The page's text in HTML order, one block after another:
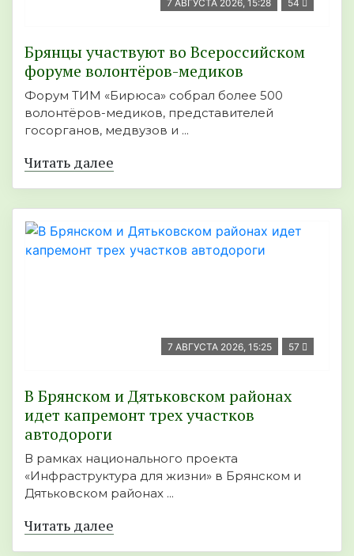
7 АВГУСТА 2026, 15:28 54
Брянцы участвуют во Всероссийском
форуме волонтёров-медиков
Форум ТИМ «Бирюса» собрал более 500
волонтёров-медиков, представителей
госорганов, медвузов и ...
Читать далее
7 АВГУСТА 2026, 15:25 57
В Брянском и Дятьковском районах
идет капремонт трех участков
автодороги
В рамках национального проекта
«Инфраструктура для жизни» в Брянском и
Дятьковском районах ...
Читать далее